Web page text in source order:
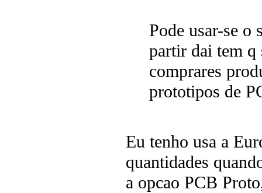
Pode usar-se o
partir dai tem q
comprares
prototipos de
Eu tenho usa a
quantidades
a opcao PCB